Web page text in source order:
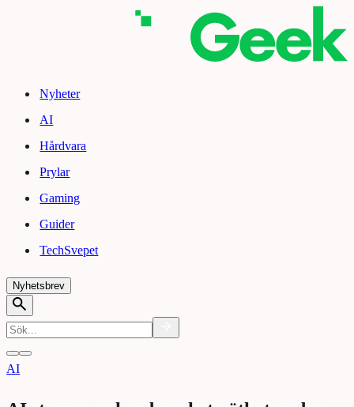
Nyheter
AI
Hårdvara
Prylar
Gaming
Guider
TechSvepet
Nyhetsbrev
AI